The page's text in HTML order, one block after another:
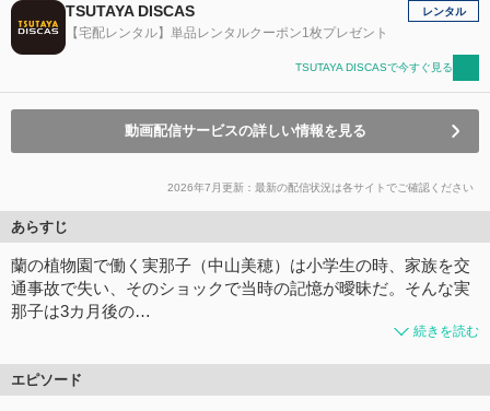
TSUTAYA DISCAS
【宅配レンタル】単品レンタルクーポン1枚プレゼント
レンタル
TSUTAYA DISCASで今すぐ見る
動画配信サービスの詳しい情報を見る
2026年7月更新：最新の配信状況は各サイトでご確認ください
あらすじ
蘭の植物園で働く実那子（中山美穂）は小学生の時、家族を交
通事故で失い、そのショックで当時の記憶が曖昧だ。そんな実
那子は3カ月後の…
続きを読む
エピソード